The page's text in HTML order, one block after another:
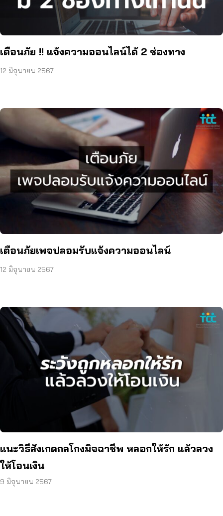
เตือนภัย !! แจ้งความออนไลน์ได้ 2 ช่องทาง
12 มิถุนายน 2567
เตือนภัยเพจปลอมรับแจ้งความออนไลน์
12 มิถุนายน 2567
แนะวิธีสังเกตกลโกงมิจฉาชีพ หลอกให้รัก แล้วลวง
ให้โอนเงิน
9 มิถุนายน 2567